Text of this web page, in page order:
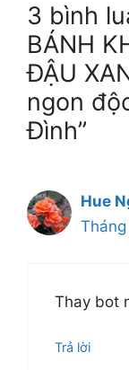
3 bình
BÁNH
ÐẬU
ngon
Đình”
Hue
Thay bot
Trả lời